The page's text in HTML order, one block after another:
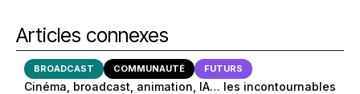
Articles connexes
BROADCAST COMMUNAUTÉ FUTURS
Cinéma, broadcast, animation, IA… les incontournables